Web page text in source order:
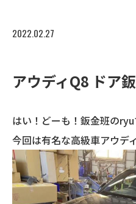
2022.02.27
アウディQ8 ドア
はい！どーも！鈑金班のryu
今回は有名な高級車アウデ